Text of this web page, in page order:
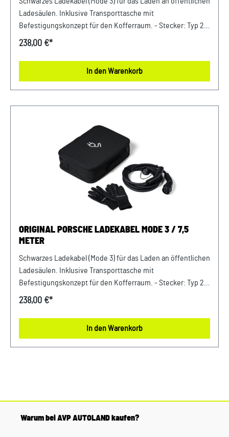
Ladesäulen. Inklusive Transporttasche mit
Befestigungskonzept für den Kofferraum. - Stecker: Typ 2-
Leistung: bis zu 22 kW- Stromstärke: bis zu 32 A
AVP Sportwagen GmbH LandshutPorsche Zentrum
LandshutAlbert Einstein Straße 184030 ErgoldingUSt.-IdNr.:
238,00 €*
In den Warenkorb
ORIGINAL PORSCHE LADEKABEL MODE 3 / 7,5
METER
Schwarzes Ladekabel (Mode 3) für das Laden an öffentlichen
Ladesäulen. Inklusive Transporttasche mit
Befestigungskonzept für den Kofferraum. - Stecker: Typ 2-
Leistung: bis zu 11 kW- Stromstärke: bis zu 20 A
AVP Sportwagen GmbH LandshutPorsche Zentrum
LandshutAlbert Einstein Straße 184030 ErgoldingUSt.-IdNr.:
238,00 €*
In den Warenkorb
Warum bei AVP AUTOLAND kaufen?